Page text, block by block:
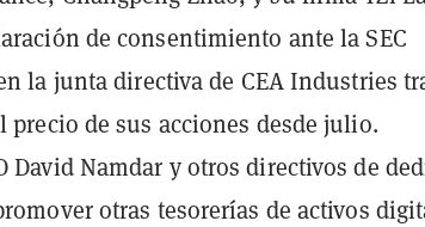
de consentimiento ante la SEC
la junta directiva de CEA Industries
precio de sus acciones desde julio.
David Namdar y otros directivos de
otras tesorerías de activos